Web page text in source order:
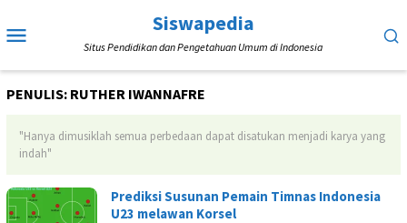
ke
Mobile
Siswapedia
Situs Pendidikan dan Pengetahuan Umum di Indonesia
PENULIS: RUTHER IWANNAFRE
"Hanya dimusiklah semua perbedaan dapat disatukan menjadi karya yang
indah"
Prediksi Susunan Pemain Timnas Indonesia
U23 melawan Korsel